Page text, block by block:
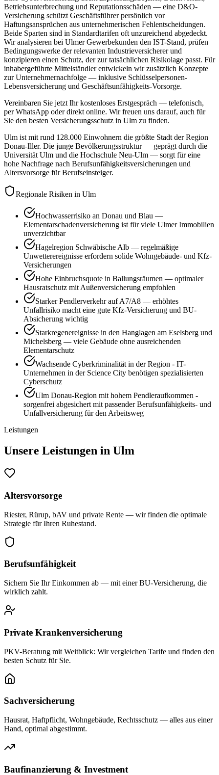
Betriebsunterbrechung und Reputationsschäden — eine D&O-
Versicherung schützt Geschäftsführer persönlich vor
Haftungsansprüchen aus unternehmerischen Fehlentscheidungen.
Beide Sparten sind in Standardtarifen oft unzureichend abgedeckt.
Wir analysieren bei Ulmer Gewerbekunden den IST-Stand, prüfen
Bedingungswerke der relevanten Industrieversicherer und
konzipieren einen Schutz, der zur tatsächlichen Risikolage passt. Für
inhabergeführte Mittelständler entwickeln wir zusätzlich Konzepte
zur Unternehmernachfolge — inklusive Schlüsselpersonen-
Lebensversicherung und Geschäftsunfähigkeits-Vorsorge.
Vereinbaren Sie jetzt Ihr kostenloses Erstgespräch — telefonisch,
per WhatsApp oder direkt online. Wir freuen uns darauf, auch für
Sie den besten Versicherungsschutz in Ulm zu finden.
Ulm ist mit rund 128.000 Einwohnern die größte Stadt der Region
Donau-Iller. Die junge Bevölkerungsstruktur — geprägt durch die
Universität Ulm und die Hochschule Neu-Ulm — sorgt für eine
hohe Nachfrage nach Berufsunfähigkeitsversicherungen und
Altersvorsorge für Berufseinsteiger.
Regionale Risiken in Ulm
Hochwasserrisiko an Donau und Blau —
Elementarschadenversicherung ist für viele Ulmer Immobilien
unverzichtbar
Hagelregion Schwäbische Alb — regelmäßige
Unwetterereignisse erfordern solide Wohngebäude- und Kfz-
Versicherungen
Hohe Einbruchsquote in Ballungsräumen — optimaler
Hausratschutz mit Außenversicherung empfohlen
Starker Pendlerverkehr auf A7/A8 — erhöhtes
Unfallrisiko macht eine gute Kfz-Versicherung und BU-
Absicherung wichtig
Starkregenereignisse in den Hanglagen am Eselsberg und
Michelsberg — viele Gebäude ohne ausreichenden
Elementarschutz
Wachsende Cyberkriminalität in der Region - IT-
Unternehmen in der Science City benötigen spezialisierten
Cyberschutz
Ulm Donau-Region mit hohem Pendleraufkommen -
sorgenfrei abgesichert mit passender Berufsunfähigkeits- und
Unfallversicherung für den Arbeitsweg
Leistungen
Unsere Leistungen in Ulm
Altersvorsorge
Riester, Rürup, bAV und private Rente — wir finden die optimale
Strategie für Ihren Ruhestand.
Berufsunfähigkeit
Sichern Sie Ihr Einkommen ab — mit einer BU-Versicherung, die
wirklich zahlt.
Private Krankenversicherung
PKV-Beratung mit Weitblick: Wir vergleichen Tarife und finden den
besten Schutz für Sie.
Sachversicherung
Hausrat, Haftpflicht, Wohngebäude, Rechtsschutz — alles aus einer
Hand, optimal abgestimmt.
Baufinanzierung & Investment